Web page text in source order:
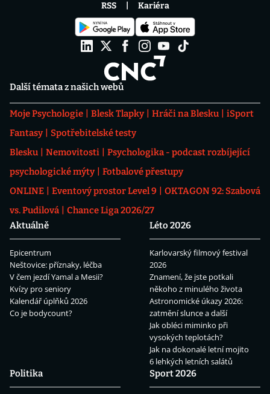
Další témata z našich webů
Moje Psychologie Blesk Tlapky Hráči na Blesku
iSport
Fantasy
Spotřebitelské testy
Blesku
Nemovitosti
Psychologika - podcast rozbíjející
psychologické mýty
Fotbalové přestupy
ONLINE
Eventový prostor Level 9
OKTAGON 92: Szabová
vs. Pudilová
Chance Liga 2026/27
Aktuálně
Epicentrum
Neštovice: příznaky, léčba
V čem jezdí Yamal a Mesii?
Kvízy pro seniory
Kalendář úplňků 2026
Co je bodycount?
Léto 2026
Karlovarský filmový festival
2026
Znamení, že jste potkali
někoho z minulého života
Astronomické úkazy 2026:
zatmění slunce a další
Jak obléci miminko při
vysokých teplotách?
Jak na dokonalé letní mojito
6 lehkých letních salátů
Politika
Sport 2026
RSS Kariéra